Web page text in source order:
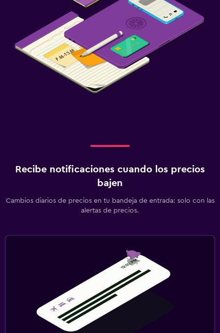
Recibe notificaciones cuando los precios
bajen
Cambios diarios de precios en tu bandeja de entrada: solo con las
alertas de precios.